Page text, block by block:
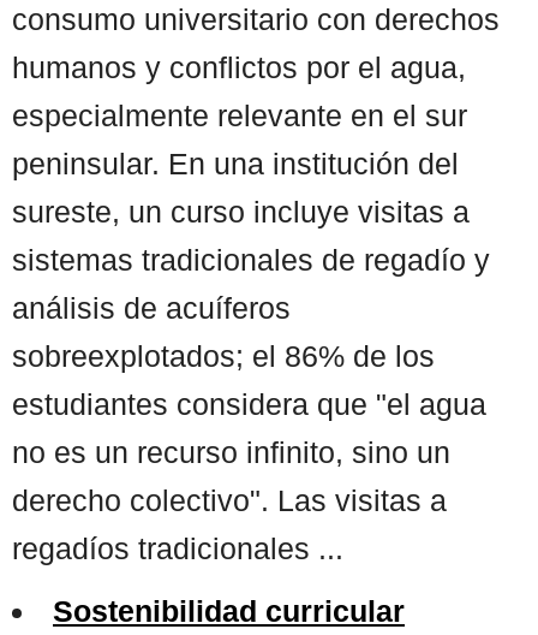
consumo universitario con derechos
humanos y conflictos por el agua,
especialmente relevante en el sur
peninsular. En una institución del
sureste, un curso incluye visitas a
sistemas tradicionales de regadío y
análisis de acuíferos
sobreexplotados; el 86% de los
estudiantes considera que "el agua
no es un recurso infinito, sino un
derecho colectivo". Las visitas a
regadíos tradicionales ...
Sostenibilidad curricular